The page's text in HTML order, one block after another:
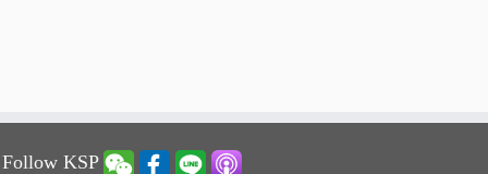
Follow KSP